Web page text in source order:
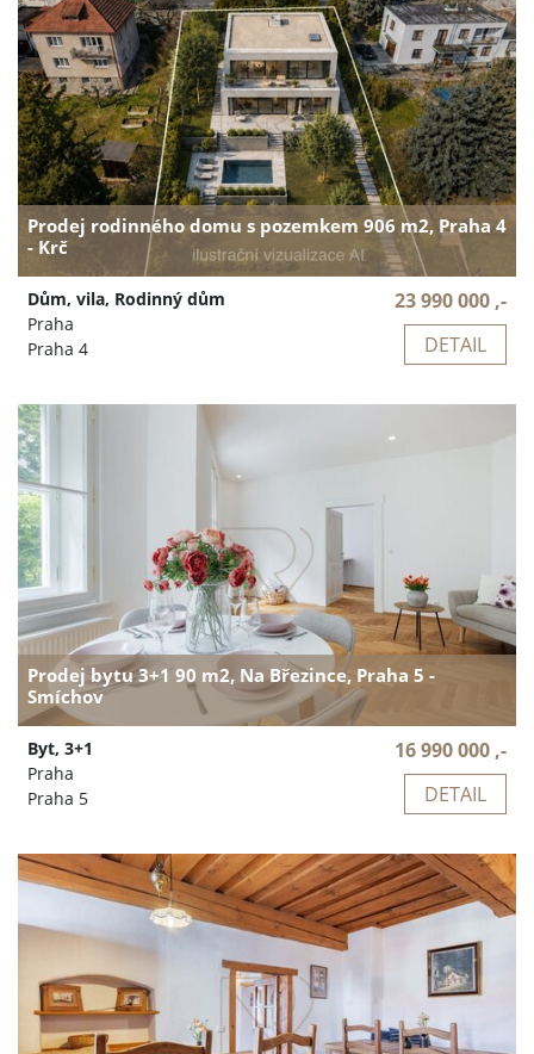
Prodej rodinného domu s pozemkem 906 m2, Praha 4
- Krč
Dům, vila, Rodinný dům
Praha
Praha 4
23 990 000 ,-
DETAIL
Prodej bytu 3+1 90 m2, Na Březince, Praha 5 -
Smíchov
Byt, 3+1
Praha
Praha 5
16 990 000 ,-
DETAIL